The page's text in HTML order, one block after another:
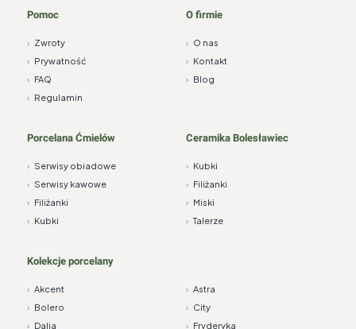
Pomoc
› Zwroty
› Prywatność
› FAQ
› Regulamin
O firmie
› O nas
› Kontakt
› Blog
Porcelana Ćmielów
› Serwisy obiadowe
› Serwisy kawowe
› Filiżanki
› Kubki
Ceramika Bolesławiec
› Kubki
› Filiżanki
› Miski
› Talerze
Kolekcje porcelany
› Akcent › Astra
› Bolero › City
› Dalia › Fryderyka